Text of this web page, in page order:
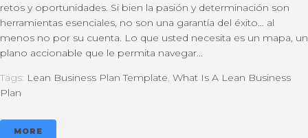
retos y oportunidades. Si bien la pasión y determinación son
herramientas esenciales, no son una garantía del éxito… al
menos no por su cuenta. Lo que usted necesita es un mapa, un
plano accionable que le permita navegar...
Tags: Lean Business Plan Template What Is A Lean Business
Plan
MORE